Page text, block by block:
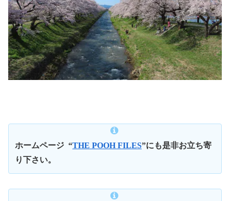
ホームページ “THE POOH FILES”にも是非お立ち寄
り下さい。